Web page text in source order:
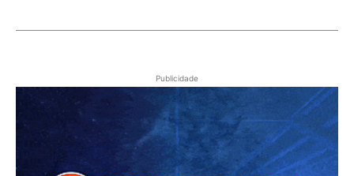
Publicidade